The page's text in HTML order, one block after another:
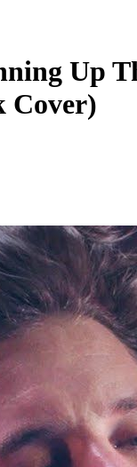
Up
Cover)